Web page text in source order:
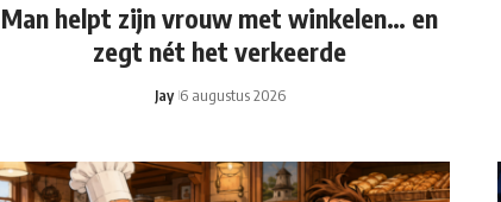
Man helpt zijn vrouw met winkelen… en
zegt nét het verkeerde
Jay 6 augustus 2026